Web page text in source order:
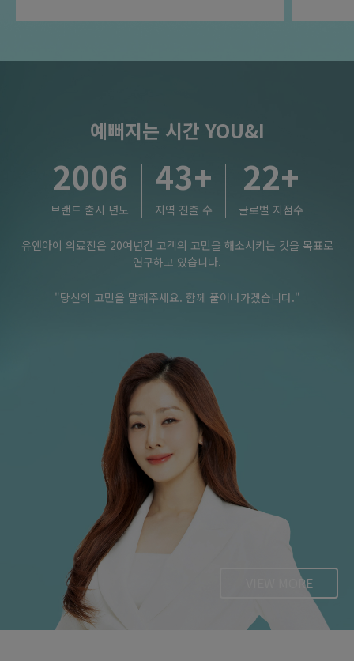
예뻐지는 시간 YOU&I
2006
브랜드 출시 년도
43+
지역 진출 수
22+
글로벌 지점수
유앤아이 의료진은 20여년간 고객의 고민을 해소시키는 것을 목표로
연구하고 있습니다.
"당신의 고민을 말해주세요. 함께 풀어나가겠습니다."
VIEW MORE